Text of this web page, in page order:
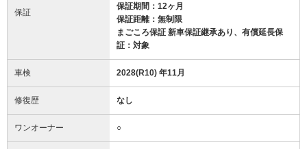
保証
保証期間：12ヶ月
保証距離：無制限
まごころ保証 新車保証継承あり、有償延長保
証：対象
車検 2028(R10) 年11月
修復歴 なし
ワンオーナー ○